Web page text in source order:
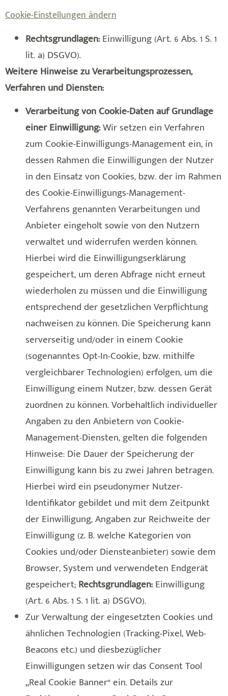
Cookie-Einstellungen ändern
Rechtsgrundlagen:Einwilligung (Art. 6 Abs. 1 S. 1
lit. a) DSGVO).
Weitere Hinweise zu Verarbeitungsprozessen,
Verfahren und Diensten:
Verarbeitung von Cookie-Daten auf Grundlage
einer Einwilligung:Wir setzen ein Verfahren
zum Cookie-Einwilligungs-Management ein, in
dessen Rahmen die Einwilligungen der Nutzer
in den Einsatz von Cookies, bzw. der im Rahmen
des Cookie-Einwilligungs-Management-
Verfahrens genannten Verarbeitungen und
Anbieter eingeholt sowie von den Nutzern
verwaltet und widerrufen werden können.
Hierbei wird die Einwilligungserklärung
gespeichert, um deren Abfrage nicht erneut
wiederholen zu müssen und die Einwilligung
entsprechend der gesetzlichen Verpflichtung
nachweisen zu können. Die Speicherung kann
serverseitig und/oder in einem Cookie
(sogenanntes Opt-In-Cookie, bzw. mithilfe
vergleichbarer Technologien) erfolgen, um die
Einwilligung einem Nutzer, bzw. dessen Gerät
zuordnen zu können. Vorbehaltlich individueller
Angaben zu den Anbietern von Cookie-
Management-Diensten, gelten die folgenden
Hinweise: Die Dauer der Speicherung der
Einwilligung kann bis zu zwei Jahren betragen.
Hierbei wird ein pseudonymer Nutzer-
Identifikator gebildet und mit dem Zeitpunkt
der Einwilligung, Angaben zur Reichweite der
Einwilligung (z. B. welche Kategorien von
Cookies und/oder Diensteanbieter) sowie dem
Browser, System und verwendeten Endgerät
gespeichert;Rechtsgrundlagen:Einwilligung
(Art. 6 Abs. 1 S. 1 lit. a) DSGVO).
Zur Verwaltung der eingesetzten Cookies und
ähnlichen Technologien (Tracking-Pixel, Web-
Beacons etc.) und diesbezüglicher
Einwilligungen setzen wir das Consent Tool
„Real Cookie Banner“ ein. Details zur